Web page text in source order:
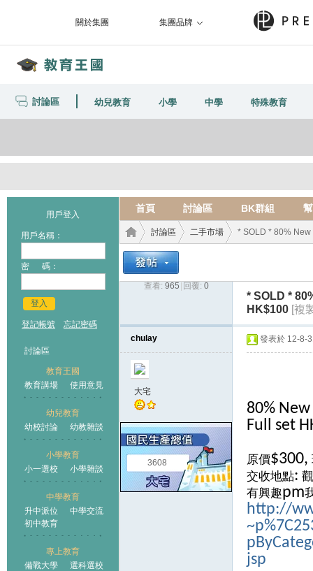
關於集團 集團品牌
討論區 幼兒教育 小學 中學 特殊教育
用戶登入
用戶名稱：
密 碼：
登入
登記帳號 忘記密碼
討論區
教育王國
教育講場
使用意見
幼兒教育
幼校討論
幼教雜談
小學教育
小一選校
小學雜談
中學教育
升中派位
中學交流
初中教育
專上教育
備戰大學
選科選校
首頁 討論區 BK群組
王國
討論區
›
二手市場 * SOLD * 80%
查看: 965 回覆: 0
* SOLD *
HK$100 [複
chulay
大宅
3608
發表於 12-8-
80%
Full set
原價$300,
交收地點:
有興趣pm
http://
jsp